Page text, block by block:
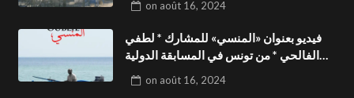
التوعوية Season 4 FIVS
on août 16, 2024
فيديو بعنوان «المنسي» للمشارك * لطفي
الفالحي * من تونس في المسابقة الدولية
بالمهرجان الدولي للفيدوهات التوعوية
Season 4 FIVS
on août 16, 2024